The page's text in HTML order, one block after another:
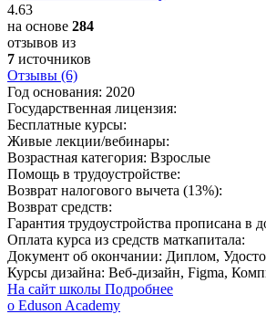
4.63
на основе 284
отзывов из
7 источников
Отзывы (6)
Год основания: 2020
Государственная лицензия:
Бесплатные курсы:
Живые лекции/вебинары:
Возрастная категория: Взрослые
Помощь в трудоустройстве:
Возврат налогового вычета (13%):
Возврат средств:
Гарантия трудоустройства прописана в
Оплата курса из средств маткапитала:
Документ об окончании: Диплом,
Курсы дизайна: Веб-дизайн, Figma,
На сайт школы Подробнее
о Eduson Academy